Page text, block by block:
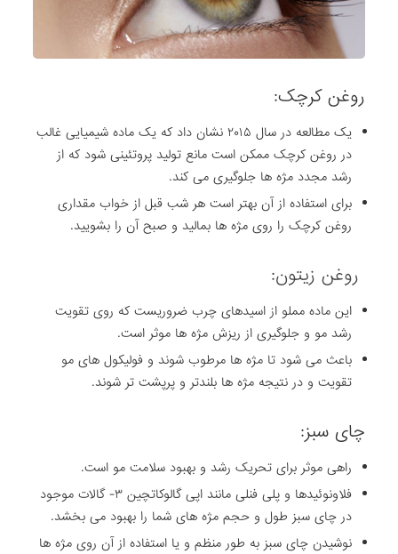
روغن کرچک:
یک مطالعه در سال ۲۰۱۵ نشان داد که یک ماده شیمیایی غالب
در روغن کرچک ممکن است مانع تولید پروتئینی شود که از
رشد مجدد مژه ها جلوگیری می کند.
برای استفاده از آن بهتر است هر شب قبل از خواب مقداری
روغن کرچک را روی مژه ها بمالید و صبح آن را بشویید.
روغن زیتون:
این ماده مملو از اسیدهای چرب ضروریست که روی تقویت
رشد مو و جلوگیری از ریزش مژه ها موثر است.
باعث می شود تا مژه ها مرطوب شوند و فولیکول های مو
تقویت و در نتیجه مژه ها بلندتر و پرپشت تر شوند.
چای سبز:
راهی موثر برای تحریک رشد و بهبود سلامت مو است.
فلاونوئیدها و پلی فنلی مانند اپی گالوکاتچین ۳- گالات موجود
در چای سبز طول و حجم مژه های شما را بهبود می بخشد.
نوشیدن چای سبز به طور منظم و یا استفاده از آن روی مژه ها